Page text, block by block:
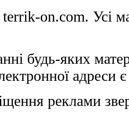
on.com. Усі
будь-яких
адреси
реклами